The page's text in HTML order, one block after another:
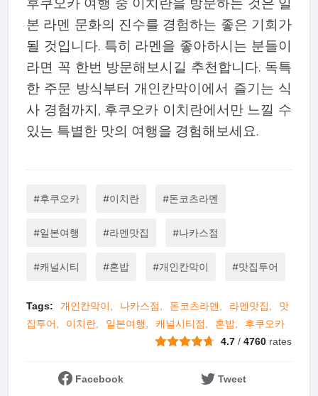
본 라멘 문화의 진수를 경험하는 좋은 기회가
될 것입니다. 특히 라멘을 좋아하시는 분들이
라면 꼭 한번 방문해보시길 추천합니다. 독특
한 주문 방식부터 개인칸막이에서 즐기는 식
사 경험까지, 후쿠오카 이치란에서만 느낄 수
있는 특별한 맛의 여행을 경험해보세요.
#후쿠오카 #이치란 #돈코츠라멘
#일본여행 #라멘맛집 #나카스점
#캐널시티 #혼밥 #개인칸막이 #맛집투어
Tags: 개인칸막이 나카스점 돈코츠라멘 라멘맛집
맛
집투어
이치란 일본여행 캐널시티점 혼밥
후쿠오카
4.7 /4760 rates
Facebook Tweet